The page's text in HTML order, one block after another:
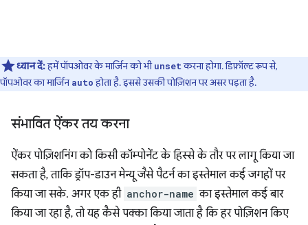
ध्यान दें:हमें पॉपओवर के मार्जिन को भीunsetकरना होगा. डिफ़ॉल्ट रूप से,
पॉपओवर का मार्जिनautoहोता है. इससे उसकी पोज़िशन पर असर पड़ता है.
संभावित ऐंकर तय करना
ऐंकर पोज़िशनिंग को किसी कॉम्पोनेंट के हिस्से के तौर पर लागू किया जा
सकता है, ताकि ड्रॉप-डाउन मेन्यू जैसे पैटर्न का इस्तेमाल कई जगहों पर
किया जा सके. अगर एक ही anchor-name का इस्तेमाल कई बार
किया जा रहा है, तो यह कैसे पक्का किया जाता है कि हर पोज़िशन किए